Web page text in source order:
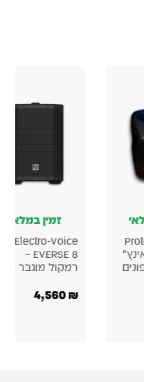
Electro-Voice
רמקול מוגבר נייד